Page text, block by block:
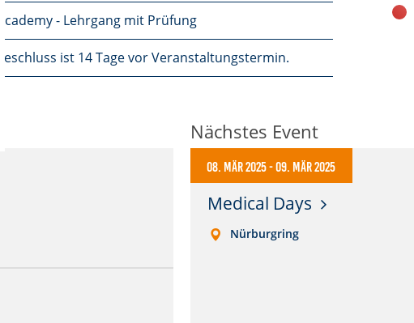
Academy - Lehrgang mit Prüfung
ist 14 Tage vor Veranstaltungstermin.
Nächstes Event
08. Mär 2025-09. Mär 2025
Medical Days
Nürburgring